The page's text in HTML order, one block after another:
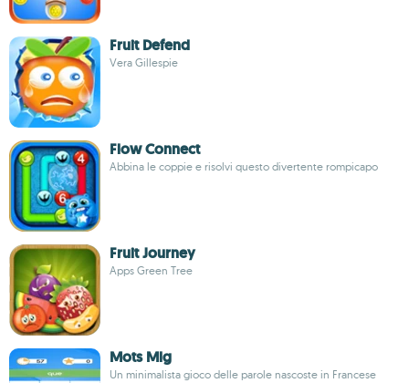
Fruit Defend
Vera Gillespie
Flow Connect
Abbina le coppie e risolvi questo divertente rompicapo
Fruit Journey
Apps Green Tree
Mots Mlg
Un minimalista gioco delle parole nascoste in Francese